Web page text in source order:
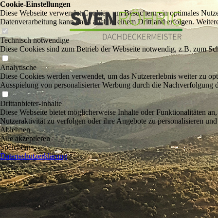
Cookie-Einstellungen
Diese Webseite verwendet Cookies, um Besuchern ein optimales
Datenverarbeitung kann dann auch in einem Drittland erfolgen.
Technisch notwendige
Diese Cookies sind zum Betrieb der Webseite notwendig, z.B. zum
Analytische
Diese Cookies werden verwendet, um das Nutzererlebnis weiter zu
Ausspielung von personalisierter Werbung durch die Nachverfolgung
Drittanbieter-Inhalte
Diese Webseite bietet möglicherweise Inhalte oder Funktionalitäten
Nutzeraktivität zu verfolgen oder ihre Angebote zu personalisieren
Ablehnen
Alle akzeptieren
Speichern
Datenschutzerklärung